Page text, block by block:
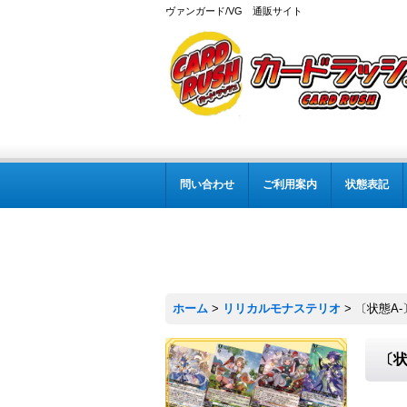
ヴァンガード/VG 通販サイト
問い合わせ ご利用案内 状態表記
ホーム > リリカルモナステリオ > 〔状態
〔